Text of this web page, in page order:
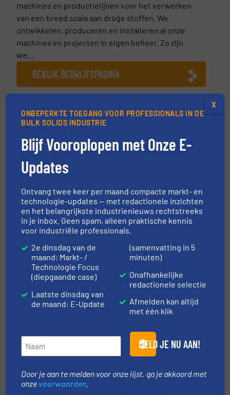
machines en productielijnen voor het verwerken
van een breed scala aan droge stoffen. We
ontwikkelen, produceren en installeren al onze
machines en projecten in eigen beheer. Zo zijn
we...
BEKIJK BEDRIJFSPAGINA
Meer van Poeth BV
14 januari 2025
Stofvrij comprimeren/verpakken van lege
Big-Bags in High-Care omgeving
Poeth big-bag squeezz zorgt dat big-bags
met hard product weer losbaar worden
29 april 2024
18 april 2024
Poeth Big-Bag Compactor
Poeth big-bag squeezz zorgt dat
big-bags met hard product weer
losbaar worden
Verpakking
ONBEPERKTE TOEGANG VOOR PROFESSIONALS IN DE
BULK SOLIDS INDUSTRIE
Blijf Vooroplopen met Onze E-
Updates
Ontvang twee keer per maand compacte markt- en
technologie-updates — met redactionele inzichten
en het belangrijkste industrienieuws rechtstreeks
in je inbox. Geen spam, alleen praktische kennis
voor industriële professionals.
2e dinsdag van de
maand: Markt- /
Technologie Focus
(diepgaande case)
Laatste dinsdag van
de maand: E-Update
(samenvatting in 5
minuten)
Onafhankelijke
redactionele selectie
Afmelden kan altijd
met één klik
MELD JE NU AAN!
Door je aan te melden voor onze lijst, ga je akkoord met
onze voorwaarden
X